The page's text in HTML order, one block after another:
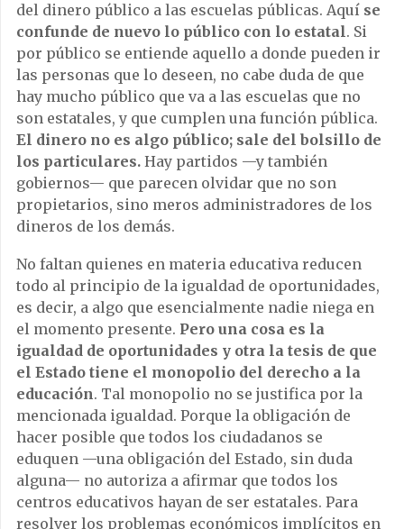
del dinero público a las escuelas públicas. Aquí se
confunde de nuevo lo público con lo estatal. Si
por público se entiende aquello a donde pueden ir
las personas que lo deseen, no cabe duda de que
hay mucho público que va a las escuelas que no
son estatales, y que cumplen una función pública.
El dinero no es algo público; sale del bolsillo de
los particulares. Hay partidos —y también
gobiernos— que parecen olvidar que no son
propietarios, sino meros administradores de los
dineros de los demás.
No faltan quienes en materia educativa reducen
todo al principio de la igualdad de oportunidades,
es decir, a algo que esencialmente nadie niega en
el momento presente. Pero una cosa es la
igualdad de oportunidades y otra la tesis de que
el Estado tiene el monopolio del derecho a la
educación. Tal monopolio no se justifica por la
mencionada igualdad. Porque la obligación de
hacer posible que todos los ciudadanos se
eduquen —una obligación del Estado, sin duda
alguna— no autoriza a afirmar que todos los
centros educativos hayan de ser estatales. Para
resolver los problemas económicos implícitos en